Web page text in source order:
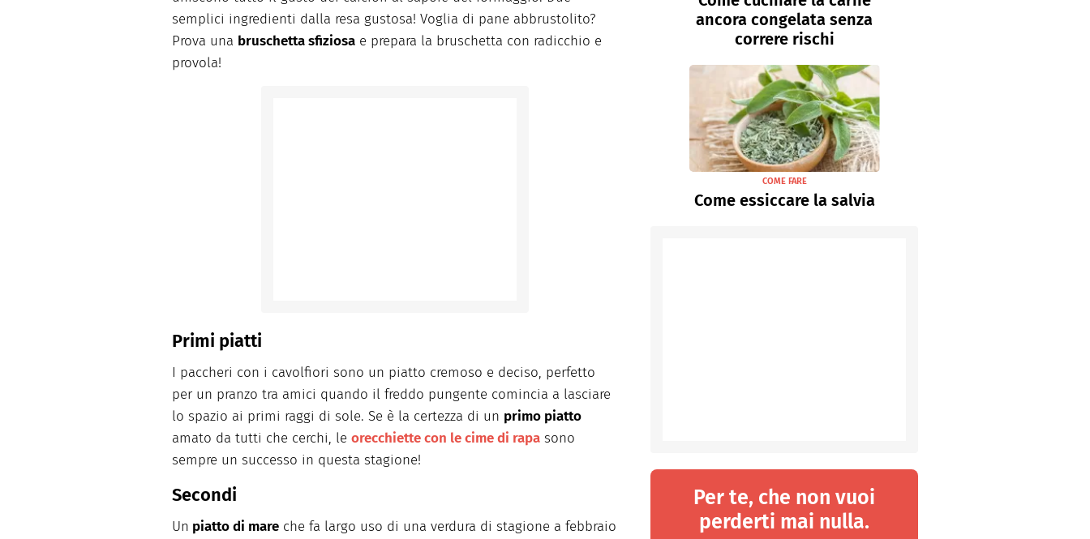
semplici ingredienti dalla resa gustosa! Voglia di pane abbrustolito?
Prova una bruschetta sfiziosa e prepara la bruschetta con radicchio e
provola!
Primi piatti
I paccheri con i cavolfiori sono un piatto cremoso e deciso, perfetto
per un pranzo tra amici quando il freddo pungente comincia a lasciare
lo spazio ai primi raggi di sole. Se è la certezza di un primo piatto
amato da tutti che cerchi, le orecchiette con le cime di rapa sono
sempre un successo in questa stagione!
Secondi
Un piatto di mare che fa largo uso di una verdura di stagione a febbraio
ancora congelata senza
correre rischi
COME FARE
Come essiccare la salvia
Per te, che non vuoi
perderti mai nulla.